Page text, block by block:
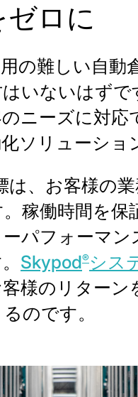
ロに
の難しい自動
いないはずで
ニーズに対応
ソリューショ
は、お客様の
稼働時間を保
パフォーマン
Skypod®シス
様のリターン
のです。